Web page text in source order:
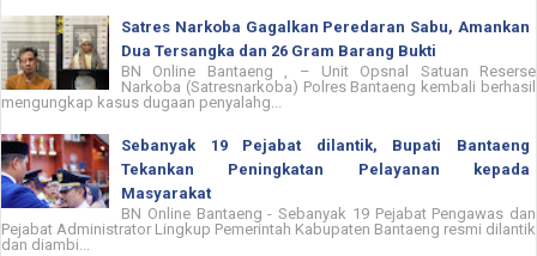
Satres Narkoba Gagalkan Peredaran Sabu, Amankan
Dua Tersangka dan 26 Gram Barang Bukti
BN Online Bantaeng , – Unit Opsnal Satuan Reserse
Narkoba (Satresnarkoba) Polres Bantaeng kembali berhasil
mengungkap kasus dugaan penyalahg...
Sebanyak 19 Pejabat dilantik, Bupati Bantaeng
Tekankan Peningkatan Pelayanan kepada
Masyarakat
BN Online Bantaeng - Sebanyak 19 Pejabat Pengawas dan
Pejabat Administrator Lingkup Pemerintah Kabupaten Bantaeng resmi dilantik
dan diambi...